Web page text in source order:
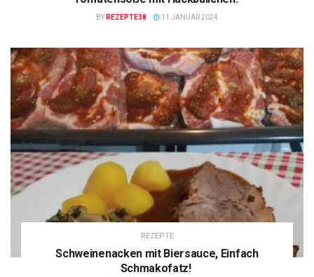
BY REZEPTE38 11 JANUAR 2024
REZEPTE
Schweinenacken mit Biersauce, Einfach
Schmakofatz!